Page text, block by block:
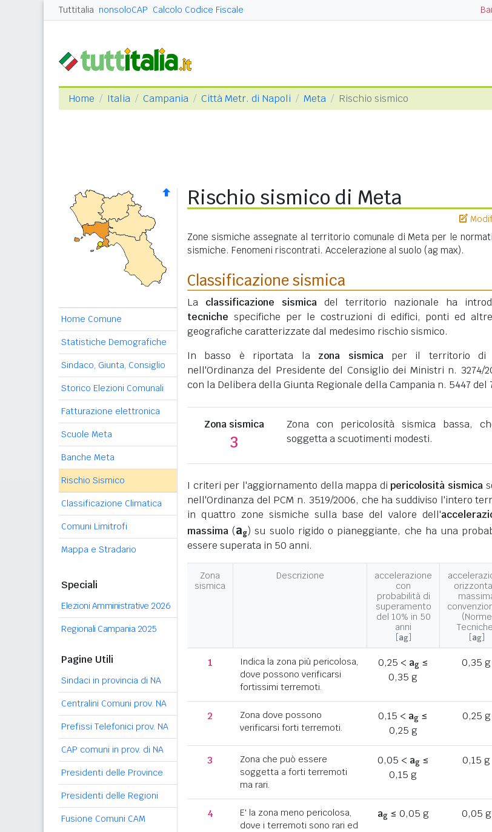
Tuttitalia nonsoloCAP Calcolo Codice Fiscale
Home Italia Campania Città Metr. di Napoli Meta Rischio sismico
Home Comune
Statistiche Demografiche
Sindaco, Giunta, Consiglio
Storico Elezioni Comunali
Fatturazione elettronica
Scuole Meta
Banche Meta
Rischio Sismico
Classificazione Climatica
Comuni Limitrofi
Mappa e Stradario
Speciali
Elezioni Amministrative 2026
Regionali Campania 2025
Pagine Utili
Sindaci in provincia di NA
Centralini Comuni prov. NA
Prefissi Telefonici prov. NA
CAP comuni in prov. di NA
Presidenti delle Province
Presidenti delle Regioni
Fusione Comuni CAM
Rischio sismico di Meta
Zone sismiche assegnate al territorio comunale di Meta per le
sismiche. Fenomeni riscontrati. Accelerazione al suolo (ag max).
Classificazione sismica
La classificazione sismica del territorio nazionale ha
tecniche specifiche per le costruzioni di edifici, ponti ed
geografiche caratterizzate dal medesimo rischio sismico.
In basso è riportata la zona sismicaper il territorio di
nell'Ordinanza del Presidente del Consiglio dei Ministri n. 3274/
con la Delibera della Giunta Regionale della Campania n. 5447 del
Zona sismica
3
Zona con pericolosità sismica bassa,
soggetta a scuotimenti modesti.
I criteri per l'aggiornamento della mappa dipericolosità sismica
nell'Ordinanza del PCM n. 3519/2006, che ha suddiviso l'intero
in quattro zone sismiche sulla base del valore dell'
massima (ag) su suolo rigido o pianeggiante, che ha una
essere superata in 50 anni.
Zona
sismica
Descrizione
accelerazione
con
probabilità di
superamento
del 10% in 50
anni
[ag]
(Norme
[ag]
1
Indica la zona più pericolosa,
dove possono verificarsi
fortissimi terremoti.
0,25 < ag≤
0,35 g
0,35 g
2
Zona dove possono
verificarsi forti terremoti.
0,15 < ag ≤
0,25 g
0,25 g
3
Zona che può essere
soggetta a forti terremoti
ma rari.
0,05 < ag≤
0,15 g
0,15 g
4
E' la zona meno pericolosa,
dove i terremoti sono rari ed
ag≤ 0,05 g 0,05 g